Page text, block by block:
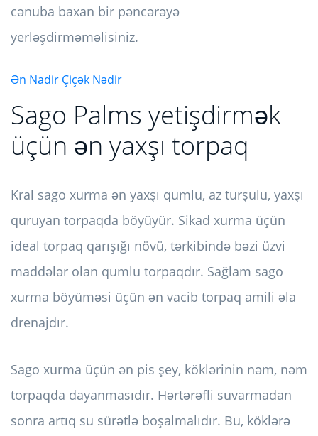
cənuba baxan bir pəncərəyə
yerləşdirməməlisiniz.
Ən Nadir Çiçək Nədir
Sago Palms yetişdirmək
üçün ən yaxşı torpaq
Kral sago xurma ən yaxşı qumlu, az turşulu, yaxşı
quruyan torpaqda böyüyür. Sikad xurma üçün
ideal torpaq qarışığı növü, tərkibində bəzi üzvi
maddələr olan qumlu torpaqdır. Sağlam sago
xurma böyüməsi üçün ən vacib torpaq amili əla
drenajdır.
Sago xurma üçün ən pis şey, köklərinin nəm, nəm
torpaqda dayanmasıdır. Hərtərəfli suvarmadan
sonra artıq su sürətlə boşalmalıdır. Bu, köklərə